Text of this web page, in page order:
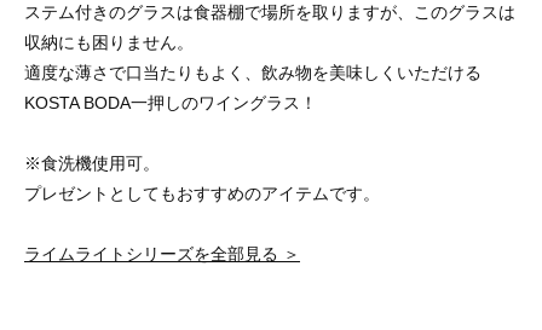
ステム付きのグラスは食器棚で場所を取りますが、このグラスは
収納にも困りません。
適度な薄さで口当たりもよく、飲み物を美味しくいただける
KOSTA BODA一押しのワイングラス！
※食洗機使用可。
プレゼントとしてもおすすめのアイテムです。
ライムライトシリーズを全部見る ＞